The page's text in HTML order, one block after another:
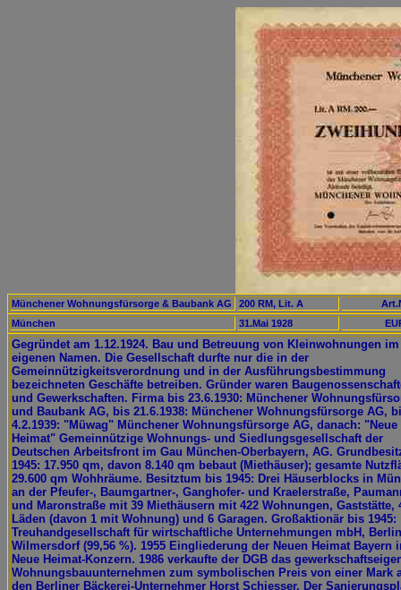
Münchener Wohnungsfürsorge & Baubank AG 200 RM, Lit. A
München
31.Mai 1928
Gegründet am 1.12.1924. Bau und Betreuung von Kleinwohnungen im
eigenen Namen. Die Gesellschaft durfte nur die in der
Gemeinnützigkeitsverordnung und in der Ausführungsbestimmung
bezeichneten Geschäfte betreiben. Gründer waren
und Gewerkschaften. Firma bis 23.6.1930: Münchener
und Baubank AG, bis 21.6.1938: Münchener Wohnungsfürsorge AG,
4.2.1939: "Müwag" Münchener Wohnungsfürsorge AG, danach: "Neue
Heimat" Gemeinnützige Wohnungs- und Siedlungsgesellschaft der
Deutschen Arbeitsfront im Gau München-Oberbayern, AG.
1945: 17.950 qm, davon 8.140 qm bebaut (Miethäuser); gesamte
29.600 qm Wohhräume. Besitztum bis 1945: Drei Häuserblocks in
an der Pfeufer-, Baumgartner-, Ganghofer- und Kraelerstraße,
und Maronstraße mit 39 Miethäusern mit 422 Wohnungen, Gaststätte,
Läden (davon 1 mit Wohnung) und 6 Garagen. Großaktionär bis 1945:
Treuhandgesellschaft für wirtschaftliche Unternehmungen mbH,
Wilmersdorf (99,56 %). 1955 Eingliederung der Neuen Heimat Bayern
Neue Heimat-Konzern. 1986 verkaufte der DGB das
Wohnungsbauunternehmen zum symbolischen Preis von einer Mark
den Berliner Bäckerei-Unternehmer Horst Schiesser. Der